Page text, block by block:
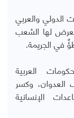
والعربي
يتعرض لها الشعب
في الجريمة.
العربية
وكسر
الإنسانية